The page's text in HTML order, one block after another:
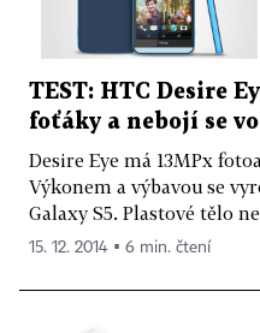
TEST: HTC Desire
foťáky a nebojí se
Desire Eye má 13MPx
Výkonem a výbavou se
Galaxy S5. Plastové tělo
15. 12. 2014 ▪ 6 min. čtení